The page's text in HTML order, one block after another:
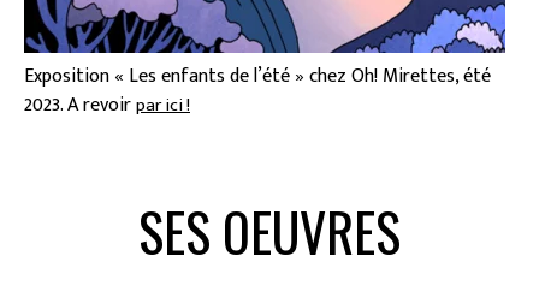
Exposition « Les enfants de l’été » chez Oh! Mirettes, été
2023. A revoirpar ici !
SES OEUVRES